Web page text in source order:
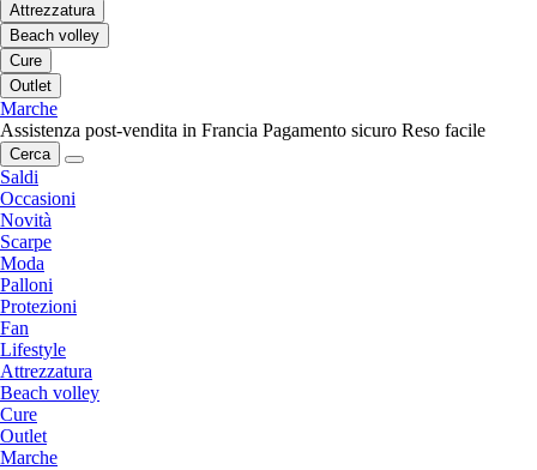
Attrezzatura
Beach volley
Cure
Outlet
Marche
Assistenza post-vendita in Francia Pagamento sicuro Reso facile
Cerca
Saldi
Occasioni
Novità
Scarpe
Moda
Palloni
Protezioni
Fan
Lifestyle
Attrezzatura
Beach volley
Cure
Outlet
Marche